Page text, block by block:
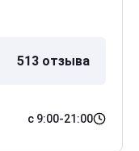
513 отзыва
с 9:00-21:00